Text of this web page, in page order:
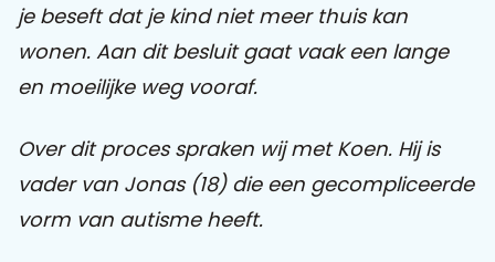
Praat mee
Clientdossier Wiki
Mijn
Over
Contact
je beseft dat je kind niet meer thuis kan
wonen. Aan dit besluit gaat vaak een lange
en moeilijke weg vooraf.
Over dit proces spraken wij met Koen. Hij is
vader van Jonas (18) die een gecompliceerde
vorm van autisme heeft.